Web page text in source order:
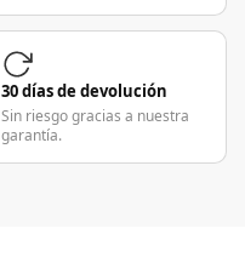
30 días de devolución
Sin riesgo gracias a nuestra
garantía.